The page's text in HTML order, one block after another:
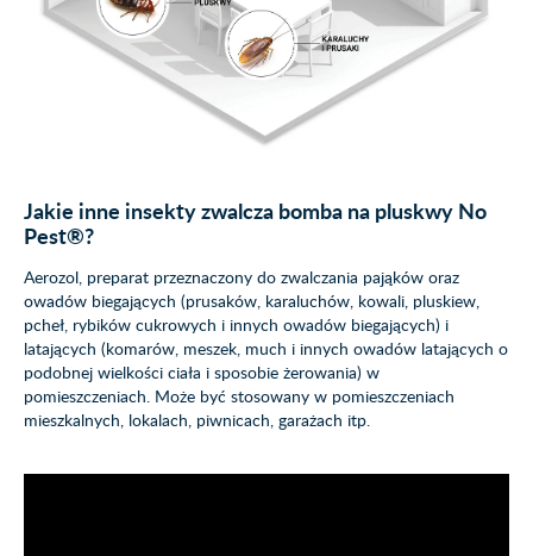
Jakie inne insekty zwalcza bomba na pluskwy No
Pest®?
Aerozol, preparat przeznaczony do zwalczania pająków oraz
owadów biegających (prusaków, karaluchów, kowali, pluskiew,
pcheł, rybików cukrowych i innych owadów biegających) i
latających (komarów, meszek, much i innych owadów latających o
podobnej wielkości ciała i sposobie żerowania) w
pomieszczeniach. Może być stosowany w pomieszczeniach
mieszkalnych, lokalach, piwnicach, garażach itp.